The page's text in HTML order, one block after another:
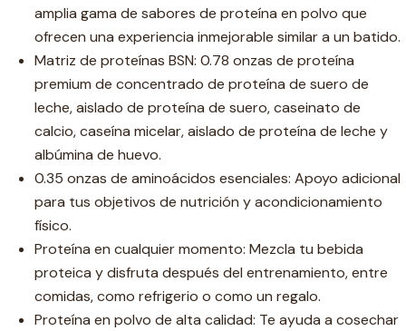
amplia gama de sabores de proteína en polvo que
ofrecen una experiencia inmejorable similar a un batido.
Matriz de proteínas BSN: 0.78 onzas de proteína
premium de concentrado de proteína de suero de
leche, aislado de proteína de suero, caseinato de
calcio, caseína micelar, aislado de proteína de leche y
albúmina de huevo.
0.35 onzas de aminoácidos esenciales: Apoyo adicional
para tus objetivos de nutrición y acondicionamiento
físico.
Proteína en cualquier momento: Mezcla tu bebida
proteica y disfruta después del entrenamiento, entre
comidas, como refrigerio o como un regalo.
Proteína en polvo de alta calidad: Te ayuda a cosechar